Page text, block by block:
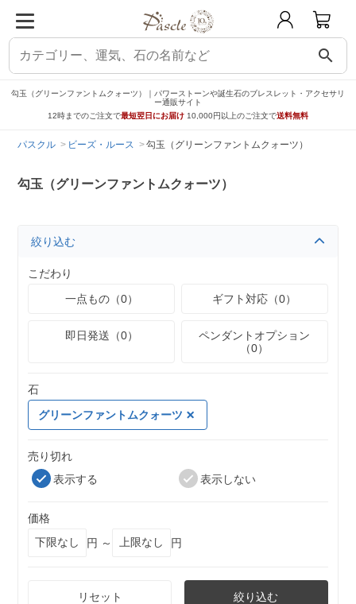
search
勾玉（グリーンファントムクォーツ）｜パワーストーンや誕生石のブレスレット・アクセサリ
ー通販サイト
12時までのご注文で最短翌日にお届け 10,000円以上のご注文で送料無料
パスクル ビーズ・ルース 勾玉（グリーンファントムクォーツ）
勾玉（グリーンファントムクォーツ）
絞り込む
こだわり
一点もの（0）
ギフト対応（0）
即日発送（0）
ペンダントオプション
（0）
石
グリーンファントムクォーツ
売り切れ
表示する
表示しない
価格
円 ～
円
リセット 絞り込む